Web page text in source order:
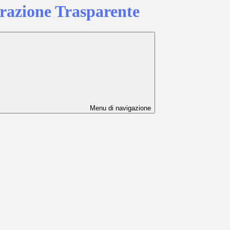
Trasparente
Menu di navigazione